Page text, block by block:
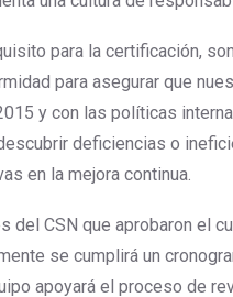
para la certificación,
para asegurar que
y con las políticas
deficiencias o
en la mejora continua.
del CSN que aprobaron el
se cumplirá un
apoyará el proceso de